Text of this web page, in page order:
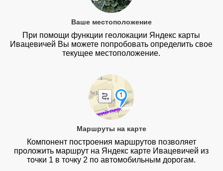
Ваше местоположение
При помощи функции геолокации Яндекс карты
Ивацевичей Вы можете попробовать определить свое
текущее местоположение.
Маршруты на карте
Компонент построения маршрутов позволяет
проложить маршрут на Яндекс карте Ивацевичей из
точки 1 в точку 2 по автомобильным дорогам.